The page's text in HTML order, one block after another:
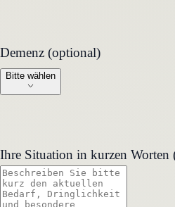
Demenz (optional)
Demenz (optional)
Bitte wählen
Ihre Situation in kurzen Worten